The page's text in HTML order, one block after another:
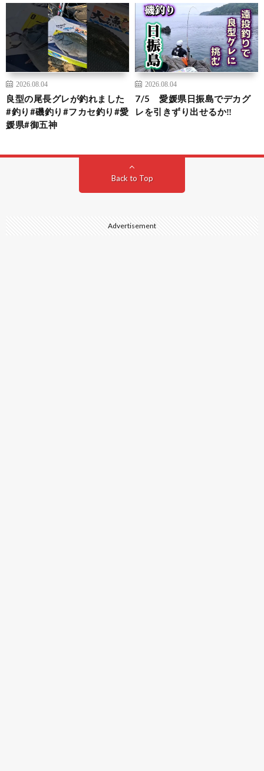
2026.08.04
良型の尾長グレが釣れました
#釣り#磯釣り#フカセ釣り#愛
媛県#御五神
2026.08.04
7/5 愛媛県日振島でデカグ
レを引きずり出せるか‼️
Back to Top
Advertisement